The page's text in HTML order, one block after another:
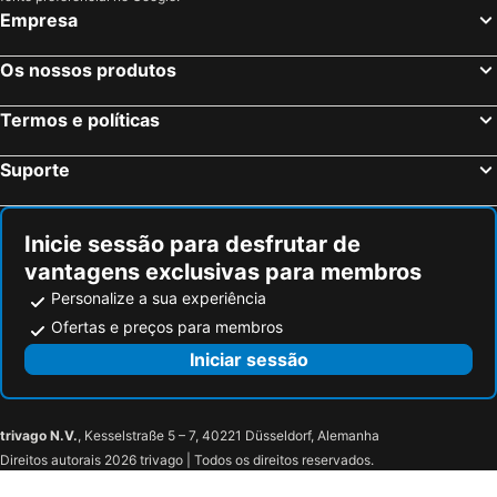
The Key
Paridian Elegant Living
Dilion Hotel
Mitos Suites
Princess Of Naxos
Pnoi Hotel
Paros Inn Seafront by GHH
Ayeri Hotel
Hotel Paros
Porto Paros Hotel & Villas
Parilio, a Member of Design Hotels
Saint Andrea Seaside Resort
Almira Suites
Kanale's Rooms & Suites
Senia Hotel
Empresa
Os nossos produtos
Termos e políticas
Suporte
Inicie sessão para desfrutar de
vantagens exclusivas para membros
Personalize a sua experiência
Ofertas e preços para membros
Iniciar sessão
trivago N.V., Kesselstraße 5 – 7, 40221 Düsseldorf, Alemanha
Direitos autorais 2026 trivago | Todos os direitos reservados.